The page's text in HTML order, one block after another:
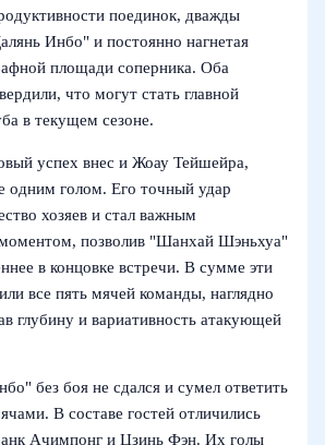
поединок, дважды
Инбо" и постоянно нагнетая
площади соперника. Оба
что могут стать главной
в текущем сезоне.
успех внес и Жоау Тейшейра,
одним голом. Его точный удар
хозяев и стал важным
позволив "Шанхай Шэньхуа"
в концовке встречи. В сумме эти
все пять мячей команды, наглядно
глубину и вариативность атакующей
без боя не сдался и сумел ответить
В составе гостей отличились
Ачимпонг и Цзинь Фэн. Их голы